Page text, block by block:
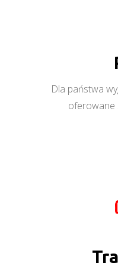
Dla państwa
oferowane